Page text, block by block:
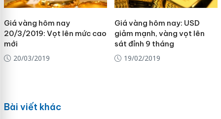
Giá vàng hôm nay
20/3/2019: Vọt lên mức cao
mới
20/03/2019
Giá vàng hôm nay: USD
giảm mạnh, vàng vọt lên
sát đỉnh 9 tháng
19/02/2019
Bài viết khác